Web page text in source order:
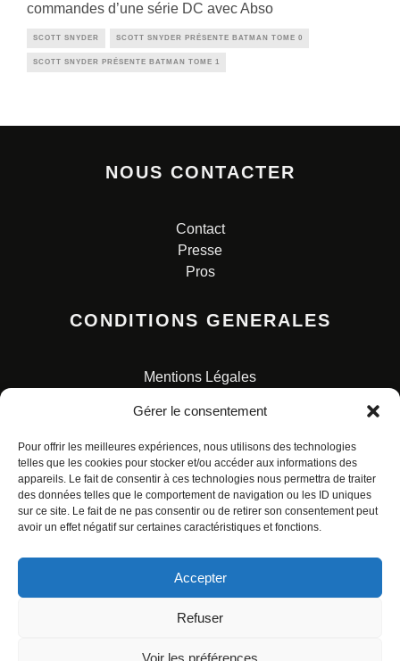
Gérer le consentement
Pour offrir les meilleures expériences, nous utilisons des technologies
telles que les cookies pour stocker et/ou accéder aux informations des
appareils. Le fait de consentir à ces technologies nous permettra de traiter
des données telles que le comportement de navigation ou les ID uniques
sur ce site. Le fait de ne pas consentir ou de retirer son consentement peut
avoir un effet négatif sur certaines caractéristiques et fonctions.
Accepter
Refuser
Voir les préférences
commandes d’une série DC avec Abso
SCOTT SNYDER SCOTT SNYDER PRÉSENTE BATMAN TOME 0
SCOTT SNYDER PRÉSENTE BATMAN TOME 1
NOUS CONTACTER
Contact
Presse
Pros
CONDITIONS GENERALES
Mentions Légales
Charte pour la protection des données personnelles